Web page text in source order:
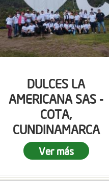
DULCES LA
AMERICANA SAS -
COTA,
CUNDINAMARCA
Ver más